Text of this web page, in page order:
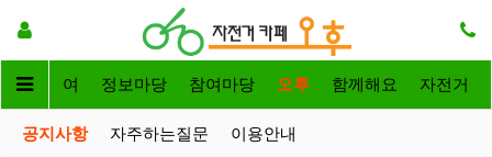
전거대여 정보마당 참여마당 오후 함께해요 자전거
공지사항 자주하는질문 이용안내